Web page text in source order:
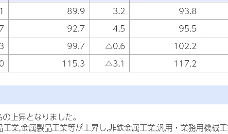
89.9 3.2 93.8
92.7 4.5 95.5
99.7 △0.6 102.2
115.3 △3.1 117.2
上昇となりました。
業,金属製品工業等が上昇し,非鉄金属工業,汎用・業務用機械工